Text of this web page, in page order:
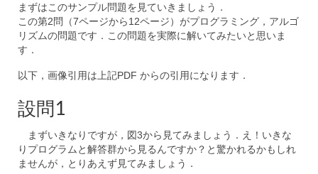
まずはこのサンプル問題を見ていきましょう．
この第2問（7ページから12ページ）がプログラミング，アルゴ
リズムの問題です．この問題を実際に解いてみたいと思いま
す．
以下，画像引用は上記PDF からの引用になります．
設問1
まずいきなりですが，図3から見てみましょう．え！いきな
りプログラムと解答群から見るんですか？と驚かれるかもしれ
ませんが，とりあえず見てみましょう．